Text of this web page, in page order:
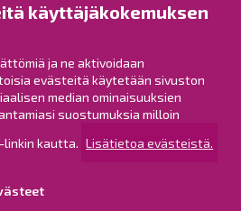
käyttäjäkokemuksen
ja ne aktivoidaan
evästeitä käytetään sivuston
median ominaisuuksien
suostumuksia milloin
kautta. Lisätietoa evästeistä.
Facebookissa
Instagramissa
LinkedInissä
YouTubessa
ja pöytäkirjat